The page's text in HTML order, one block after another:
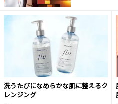
洗うたびになめらかな肌に整えるク
レンジング